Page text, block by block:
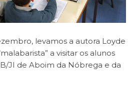
levamos a autora Loyde
a visitar os alunos
JI de Aboim da Nóbrega e da